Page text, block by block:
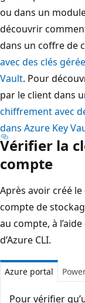
ou dans un
découvrir
dans un coffre de
avec des clés
Vault. Pour
par le client dans
chiffrement avec
dans Azure Key
Vérifier la
compte
Après avoir créé
compte de
au compte, à
d’Azure CLI.
Azure portal
Pour vérifier